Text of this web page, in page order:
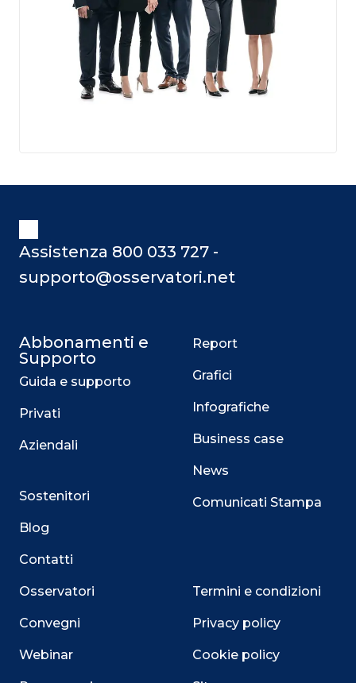
Assistenza 800 033 727 -
supporto@osservatori.net
Abbonamenti e
Supporto
Guida e supporto
Privati
Aziendali
Sostenitori
Blog
Contatti
Osservatori
Convegni
Webinar
Report
Grafici
Infografiche
Business case
News
Comunicati Stampa
Termini e condizioni
Privacy policy
Cookie policy